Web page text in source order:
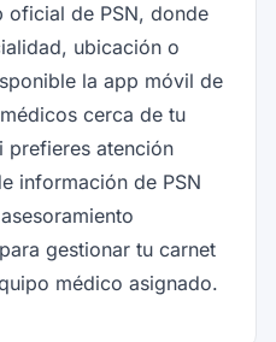
oficial de PSN, donde
ubicación o
la app móvil de
cerca de tu
prefieres atención
información de PSN
gestionar tu carnet
médico asignado.